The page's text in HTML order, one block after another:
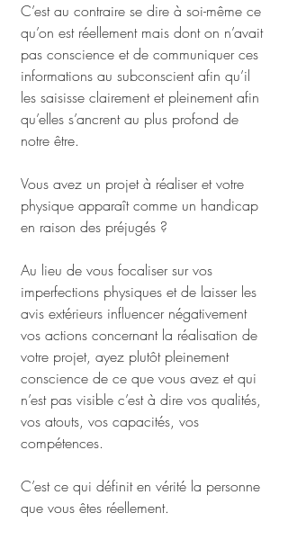
C’est au contraire se dire à soi-même ce
qu’on est réellement mais dont on n’avait
pas conscience et de communiquer ces
informations au subconscient afin qu’il
les saisisse clairement et pleinement afin
qu’elles s’ancrent au plus profond de
notre être.
Vous avez un projet à réaliser et votre
physique apparaît comme un handicap
en raison des préjugés ?
Au lieu de vous focaliser sur vos
imperfections physiques et de laisser les
avis extérieurs influencer négativement
vos actions concernant la réalisation de
votre projet, ayez plutôt pleinement
conscience de ce que vous avez et qui
n’est pas visible c’est à dire vos qualités,
vos atouts, vos capacités, vos
compétences.
C’est ce qui définit en vérité la personne
que vous êtes réellement.